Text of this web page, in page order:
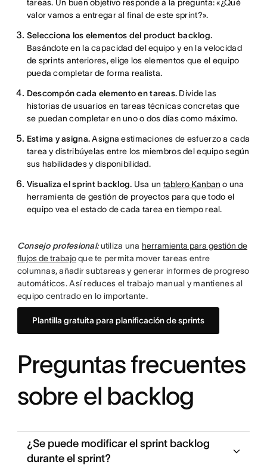
tareas. Un buen objetivo responde a la pregunta: «¿Qué
valor vamos a entregar al final de este sprint?».
Selecciona los elementos del product backlog.
Basándote en la capacidad del equipo y en la velocidad
de sprints anteriores, elige los elementos que el equipo
pueda completar de forma realista.
Descompón cada elemento en tareas. Divide las
historias de usuarios en tareas técnicas concretas que
se puedan completar en uno o dos días como máximo.
Estima y asigna.Asigna estimaciones de esfuerzo a cada
tarea y distribúyelas entre los miembros del equipo según
sus habilidades y disponibilidad.
Visualiza el sprint backlog. Usa un tablero Kanban o una
herramienta de gestión de proyectos para que todo el
equipo vea el estado de cada tarea en tiempo real.
Consejo profesional:utiliza una herramienta para gestión de
flujos de trabajoque te permita mover tareas entre
columnas, añadir subtareas y generar informes de progreso
automáticos. Así reduces el trabajo manual y mantienes al
equipo centrado en lo importante.
Plantilla gratuita para planificación de sprints
Preguntas frecuentes
sobre el backlog
¿Se puede modificar el sprint backlog
durante el sprint?